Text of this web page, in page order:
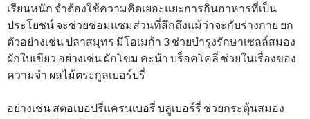
เรียนหนัก จำต้องใช้ความคิดเยอะแยะการกินอาหารที่เป็น
ประโยชน์ จะช่วยซ่อมแซมส่วนที่สึกถึงแม้ว่าจะกับร่างกาย ยก
ตัวอย่างเช่น ปลาสมุทร มีโอเมก้า 3 ช่วยบำรุงรักษาเซลล์สมอง
ผักใบเขียว อย่างเช่น ผักโขม คะน้า บร็อคโคลี่ ช่วยในเรื่องของ
ความจำ ผลไม้ตระกูลเบอร์ปรี่
อย่างเช่น สตอเบอปรี่แครนเบอรี่ บลูเบอร์รี่ ช่วยกระตุ้นสมอง